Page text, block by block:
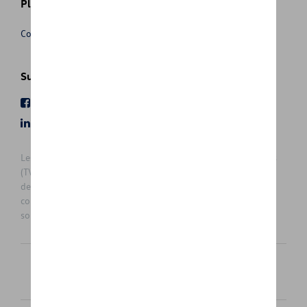
Plus d'informations
Conditions de vente
Suivez nous
Les prix affichés sur le présent site sont des prix recommandés
(TVAc), hors éventuels frais de montage. Pour connaitre le prix
de vente actuel et les éventuels frais de montage, veuillez
contacter votre concessionnaire/agent. Les prix recommandés
sont sujets à des changements sans préavis.